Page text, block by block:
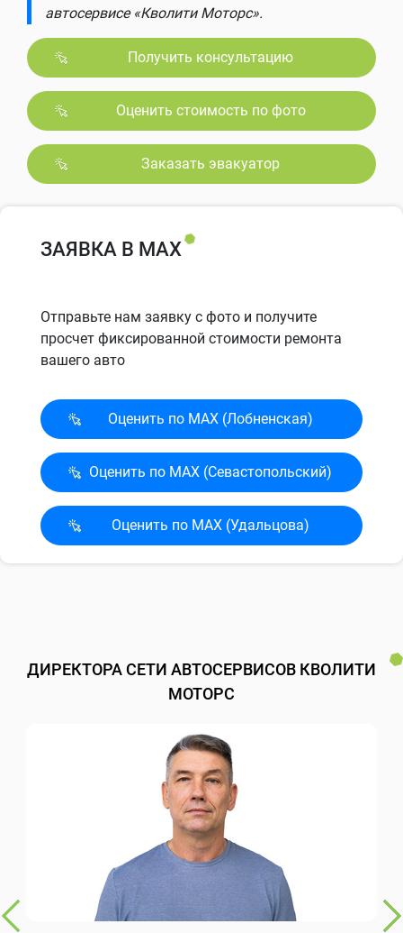
автосервисе «Кволити Моторс».
Получить консультацию
Оценить стоимость по фото
Заказать эвакуатор
ЗАЯВКА В MAX
Отправьте нам заявку с фото и получите
просчет фиксированной стоимости ремонта
вашего авто
Оценить по MAX (Лобненская)
Оценить по MAX (Севасто­польский)
Оценить по MAX (Удальцова)
ДИРЕКТОРА СЕТИ АВТОСЕРВИСОВ КВОЛИТИ
МОТОРС